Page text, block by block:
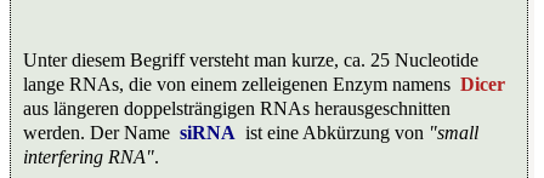
Unter diesem Begriff versteht man kurze, ca. 25 Nucleotide
lange RNAs, die von einem zelleigenen Enzym namens Dicer
aus längeren doppelsträngigen RNAs herausgeschnitten
werden. Der Name siRNA ist eine Abkürzung von "small
interfering RNA".